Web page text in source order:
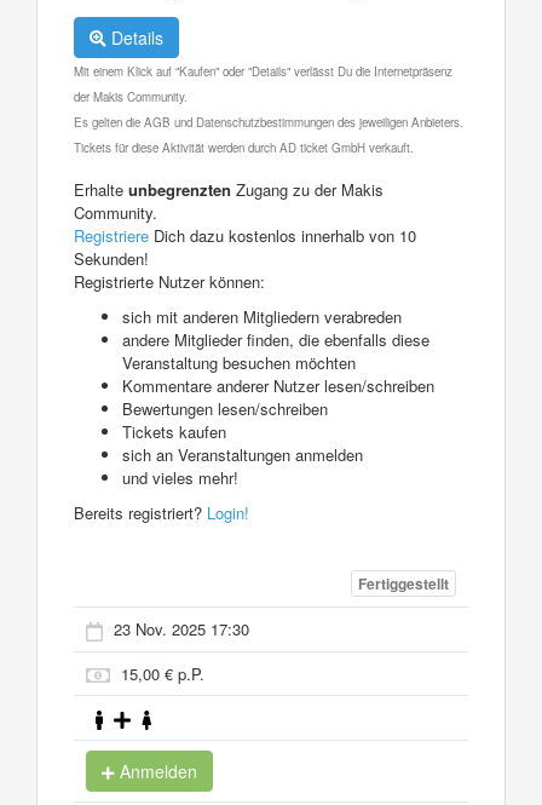
Details
Mit einem Klick auf "Kaufen" oder "Details" verlässt Du die Internetpräsenz
der Makis Community.
Es gelten die AGB und Datenschutzbestimmungen des jeweiligen Anbieters.
Tickets für diese Aktivität werden durch AD ticket GmbH verkauft.
Erhalte unbegrenzten Zugang zu der Makis
Community.
Registriere Dich dazu kostenlos innerhalb von 10
Sekunden!
Registrierte Nutzer können:
sich mit anderen Mitgliedern verabreden
andere Mitglieder finden, die ebenfalls diese
Veranstaltung besuchen möchten
Kommentare anderer Nutzer lesen/schreiben
Bewertungen lesen/schreiben
Tickets kaufen
sich an Veranstaltungen anmelden
und vieles mehr!
Bereits registriert? Login!
Fertiggestellt
23 Nov. 2025 17:30
15,00 € p.P.
Anmelden